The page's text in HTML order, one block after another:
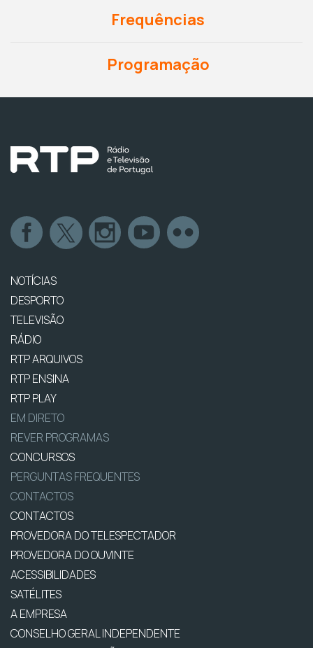
Frequências
Programação
NOTÍCIAS
DESPORTO
TELEVISÃO
RÁDIO
RTP ARQUIVOS
RTP ENSINA
RTP PLAY
EM DIRETO
REVER PROGRAMAS
CONCURSOS
PERGUNTAS FREQUENTES
CONTACTOS
CONTACTOS
PROVEDORA DO TELESPECTADOR
PROVEDORA DO OUVINTE
ACESSIBILIDADES
SATÉLITES
A EMPRESA
CONSELHO GERAL INDEPENDENTE